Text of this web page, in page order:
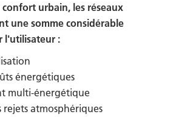
urbain, les réseaux
une somme considérable
l'utilisateur :
énergétiques
multi-énergétique
atmosphériques